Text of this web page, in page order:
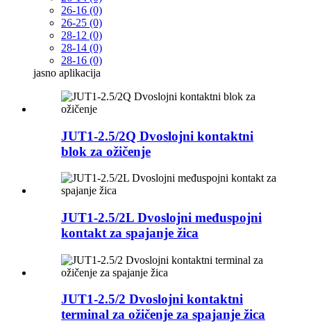
26-16 (0)
26-25 (0)
28-12 (0)
28-14 (0)
28-16 (0)
jasno aplikacija
JUT1-2.5/2Q Dvoslojni kontaktni
blok za ožičenje
JUT1-2.5/2L Dvoslojni međuspojni
kontakt za spajanje žica
JUT1-2.5/2 Dvoslojni kontaktni
terminal za ožičenje za spajanje žica